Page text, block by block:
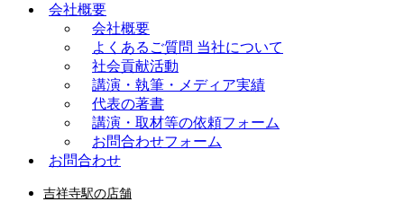
会社概要
会社概要
よくあるご質問 当社について
社会貢献活動
講演・執筆・メディア実績
代表の著書
講演・取材等の依頼フォーム
お問合わせフォーム
お問合わせ
吉祥寺駅の店舗